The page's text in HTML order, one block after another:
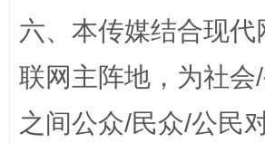
六、本传媒结合现
联网主阵地，为社
之间公众/民众/公民